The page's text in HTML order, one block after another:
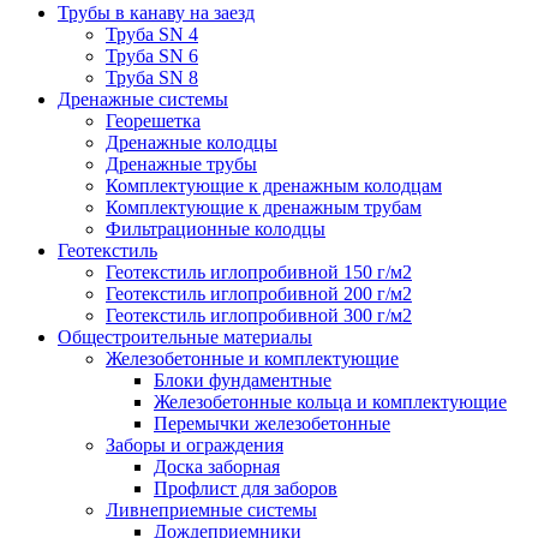
Трубы в канаву на заезд
Труба SN 4
Труба SN 6
Труба SN 8
Дренажные системы
Георешетка
Дренажные колодцы
Дренажные трубы
Комплектующие к дренажным колодцам
Комплектующие к дренажным трубам
Фильтрационные колодцы
Геотекстиль
Геотекстиль иглопробивной 150 г/м2
Геотекстиль иглопробивной 200 г/м2
Геотекстиль иглопробивной 300 г/м2
Общестроительные материалы
Железобетонные и комплектующие
Блоки фундаментные
Железобетонные кольца и комплектующие
Перемычки железобетонные
Заборы и ограждения
Доска заборная
Профлист для заборов
Ливнеприемные системы
Дождеприемники